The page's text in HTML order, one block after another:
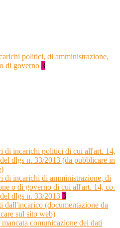
politici, di amministrazione,
di governo 3
di incarichi politici di cui all'art. 14,
dlgs n. 33/2013 (da pubblicare in
di incarichi di amministrazione, di
o di governo di cui all'art. 14, co.
dlgs n. 33/2013 3
dall'incarico (documentazione da
sul sito web)
comunicazione dei dati